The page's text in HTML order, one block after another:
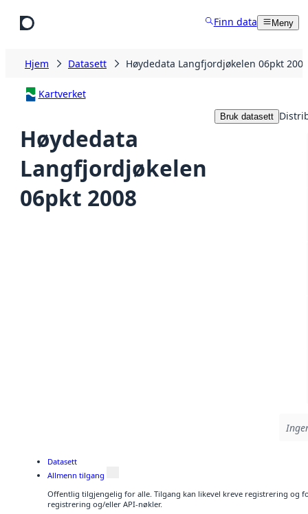
Finn data Meny
Hjem Datasett Høydedata Langfjordjøkelen 06pkt 2008
Kartverket
Høydedata
Langfjordjøkelen
06pkt 2008
Bruk datasett
Datasett
Allmenn tilgang
Offentlig tilgjengelig for alle. Tilgang kan likevel kreve registrering og
registrering og/eller API-nøkler.